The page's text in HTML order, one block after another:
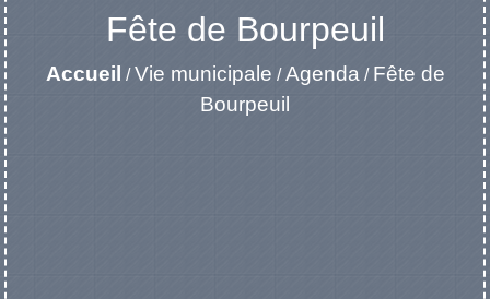
Fête de Bourpeuil
Accueil /Vie municipale /Agenda / Fête de
Bourpeuil